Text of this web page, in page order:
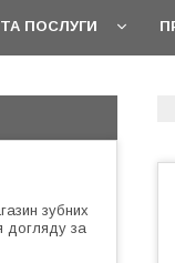
ПОСЛУГИ
зубних
догляду за